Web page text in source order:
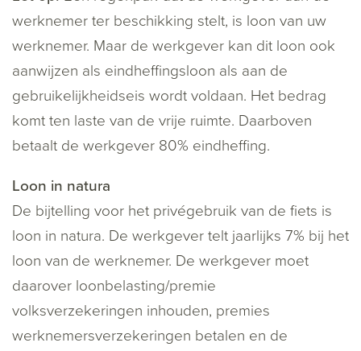
werknemer ter beschikking stelt, is loon van uw
werknemer. Maar de werkgever kan dit loon ook
aanwijzen als eindheffingsloon als aan de
gebruikelijkheidseis wordt voldaan. Het bedrag
komt ten laste van de vrije ruimte. Daarboven
betaalt de werkgever 80% eindheffing.
Loon in natura
De bijtelling voor het privégebruik van de fiets is
loon in natura. De werkgever telt jaarlijks 7% bij het
loon van de werknemer. De werkgever moet
daarover loonbelasting/premie
volksverzekeringen inhouden, premies
werknemersverzekeringen betalen en de